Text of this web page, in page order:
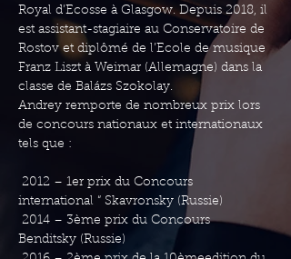
Royal d’Ecosse à Glasgow. Depuis 2018, il
est assistant-stagiaire au Conservatoire de
Rostov et diplômé de l’Ecole de musique
Franz Liszt à Weimar (Allemagne) dans la
classe de Balázs Szokolay.
Andrey remporte de nombreux prix lors
de concours nationaux et internationaux
tels que :
international “ Skavronsky (Russie)
Benditsky (Russie)